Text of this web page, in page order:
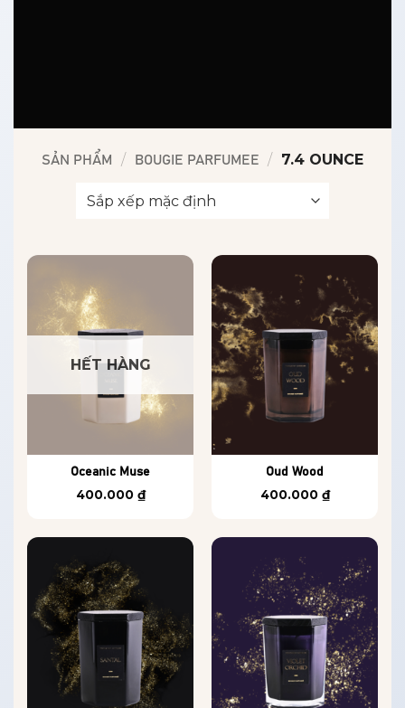
SẢN PHẨM / BOUGIE PARFUMEE / 7.4 OUNCE
HẾT HÀNG
Oceanic Muse
400.000 ₫
Oud Wood
400.000 ₫